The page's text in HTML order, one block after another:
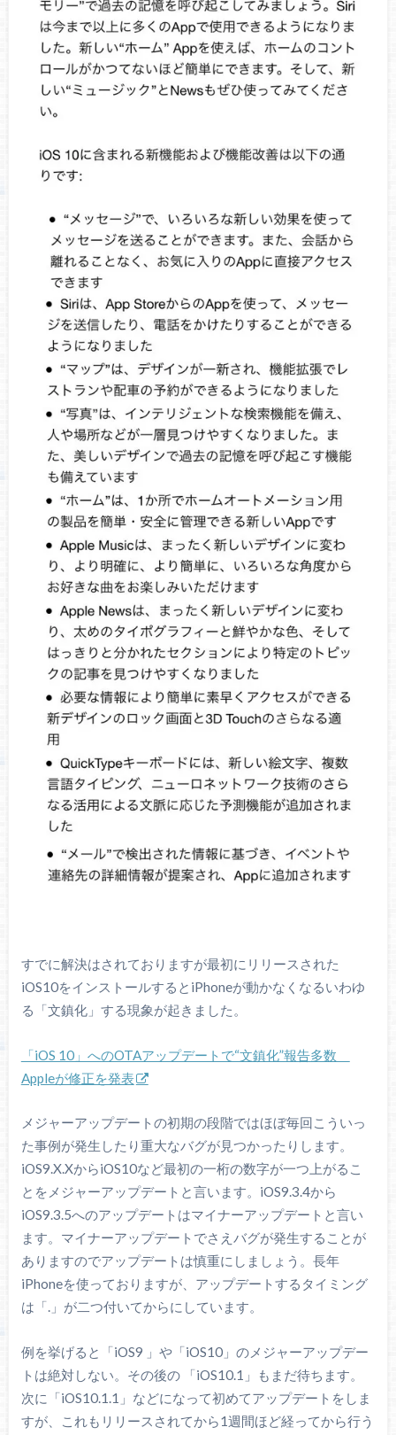
すでに解決はされておりますが最初にリリースされた
iOS10をインストールするとiPhoneが動かなくなるいわゆ
る「文鎮化」する現象が起きました。
「iOS 10」へのOTAアップデートで“文鎮化”報告多数
Appleが修正を発表
メジャーアップデートの初期の段階ではほぼ毎回こういっ
た事例が発生したり重大なバグが見つかったりします。
iOS9.X.XからiOS10など最初の一桁の数字が一つ上がるこ
とをメジャーアップデートと言います。iOS9.3.4から
iOS9.3.5へのアップデートはマイナーアップデートと言い
ます。マイナーアップデートでさえバグが発生することが
ありますのでアップデートは慎重にしましょう。長年
iPhoneを使っておりますが、アップデートするタイミング
は「.」が二つ付いてからにしています。
例を挙げると「iOS9 」や「iOS10」のメジャーアップデー
トは絶対しない。その後の 「iOS10.1」もまだ待ちます。
次に「iOS10.1.1」などになって初めてアップデートをしま
すが、これもリリースされてから1週間ほど経ってから行う